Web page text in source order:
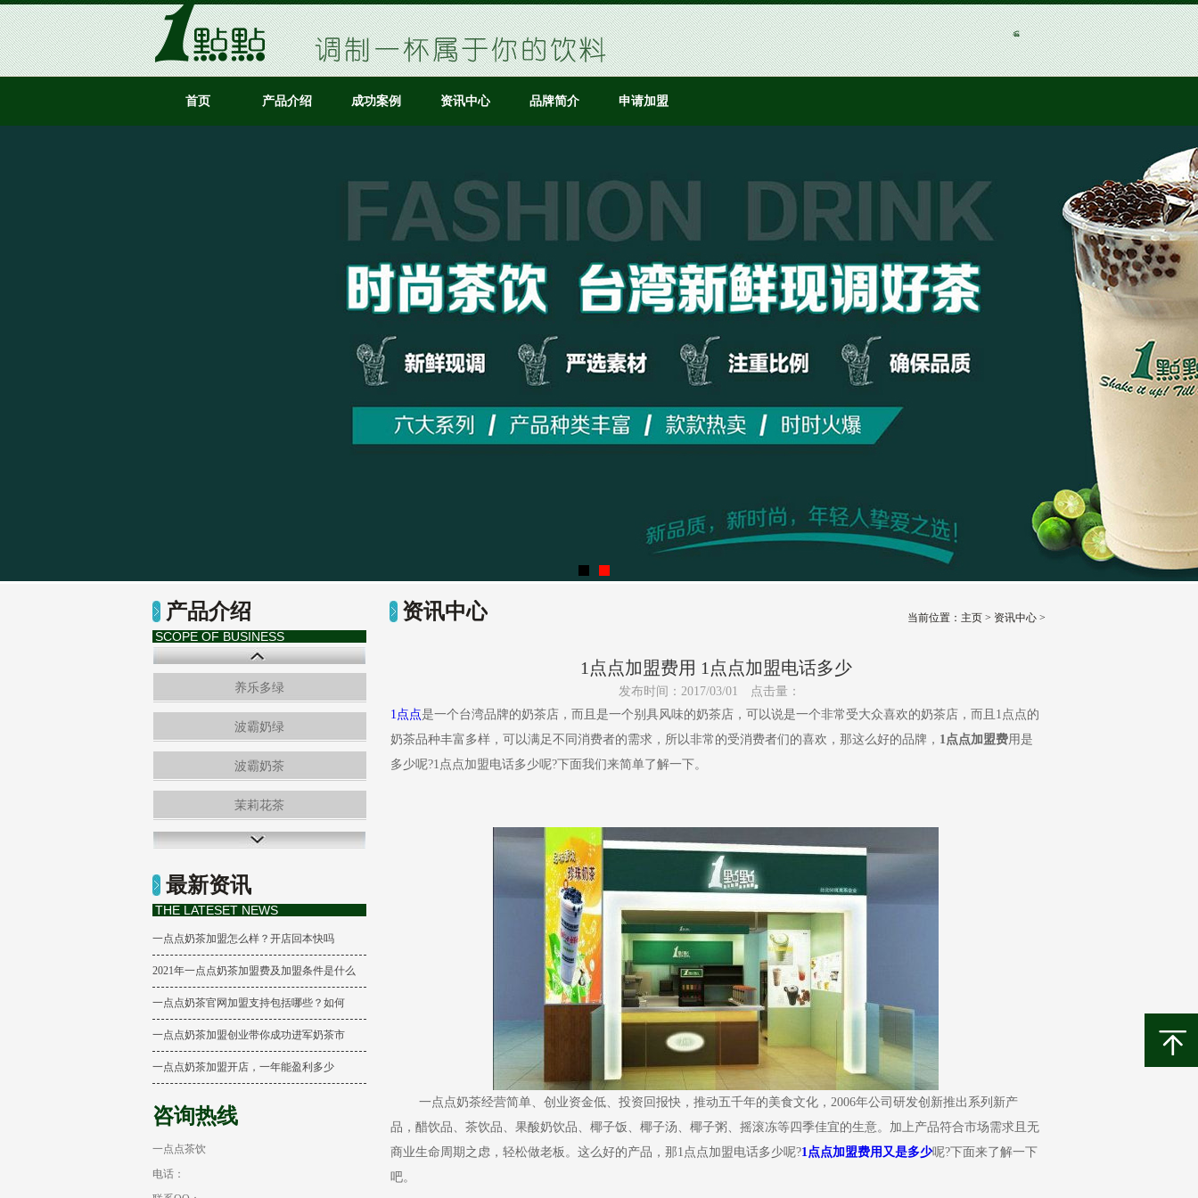
首页 产品介绍 成功案例 资讯中心 品牌简介 申请加盟
产品介绍
SCOPE OF BUSINESS
养乐多绿
波霸奶绿
波霸奶茶
茉莉花茶
冻顶乌龙茶
柠檬养乐多
最新资讯
THE LATESET NEWS
一点点奶茶加盟怎么样？开店回本快吗
2021年一点点奶茶加盟费及加盟条件是什么
一点点奶茶官网加盟支持包括哪些？如何
一点点奶茶加盟创业带你成功进军奶茶市
一点点奶茶加盟开店，一年能盈利多少
咨询热线
一点点茶饮
电话：
资讯中心 当前位置： 主页 > 资讯中心 >
1点点加盟费用 1点点加盟电话多少
发布时间：2017/03/01
点击量：
1点点是一个台湾品牌的奶茶店，而且是一个别具风味的奶茶店，可以说是一个非常受大众喜欢的奶茶店，而且1点点的
奶茶品种丰富多样，可以满足不同消费者的需求，所以非常的受消费者们的喜欢，那这么好的品牌， 1点点加盟费用是
多少呢?1点点加盟电话多少呢?下面我们来简单了解一下。
一点点奶茶经营简单、创业资金低、投资回报快，推动五千年的美食文化，2006年公司研发创新推出系列新产
品，醋饮品、茶饮品、果酸奶饮品、椰子饭、椰子汤、椰子粥、摇滚冻等四季佳宜的生意。加上产品符合市场需求且无
商业生命周期之虑，轻松做老板。这么好的产品，那1点点加盟电话多少呢?1点点加盟费用又是多少呢?下面来了解一下
吧。